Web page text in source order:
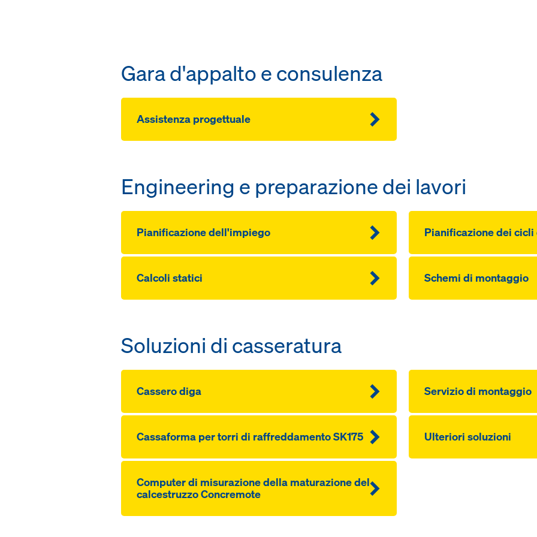
Gara d'appalto e consulenza
Assistenza progettuale
Engineering e preparazione dei lavori
Pianificazione dell'impiego
Calcoli statici
Pianificazione dei cicli
Schemi di montaggio
Soluzioni di casseratura
Cassero diga
Cassaforma per torri di raffreddamento SK175
Computer di misurazione della maturazione del
calcestruzzo Concremote
Servizio di montaggio
Ulteriori soluzioni